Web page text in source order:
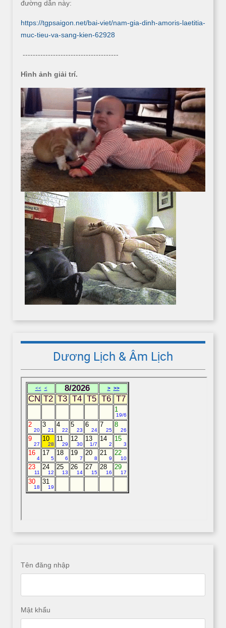
đường dẫn này:
https://tgpsaigon.net/bai-viet/nam-gia-dinh-amoris-laetitia-
muc-tieu-va-sang-kien-62928
--------------------------------------
Hình ảnh giải trí.
Dương Lịch & Âm Lịch
Tên đăng nhập
Mật khẩu